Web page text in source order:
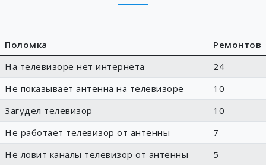
Поломка
Ремонтов
На телевизоре нет интернета
24
Не показывает антенна на телевизоре
10
Загудел телевизор
10
Не работает телевизор от антенны
7
Не ловит каналы телевизор от антенны
5